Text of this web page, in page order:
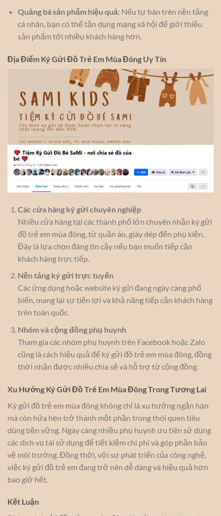
Quảng bá sản phẩm hiệu quả: Nếu tự bán trên nền tảng
cá nhân, bạn có thể tận dụng mạng xã hội để giới thiệu
sản phẩm tới nhiều khách hàng hơn.
Địa Điểm Ký Gửi Đồ Trẻ Em Mùa Đông Uy Tín
Các cửa hàng ký gửi chuyên nghiệp
Nhiều cửa hàng tại các thành phố lớn chuyên nhận ký gửi
đồ trẻ em mùa đông, từ quần áo, giày dép đến phụ kiện.
Đây là lựa chọn đáng tin cậy nếu bạn muốn tiếp cận
khách hàng trực tiếp.
Nền tảng ký gửi trực tuyến
Các ứng dụng hoặc website ký gửi đang ngày càng phổ
biến, mang lại sự tiện lợi và khả năng tiếp cận khách hàng
trên toàn quốc.
Nhóm và cộng đồng phụ huynh
Tham gia các nhóm phụ huynh trên Facebook hoặc Zalo
cũng là cách hiệu quả để ký gửi đồ trẻ em mùa đông, đồng
thời nhận được nhiều chia sẻ và hỗ trợ từ cộng đồng.
Xu Hướng Ký Gửi Đồ Trẻ Em Mùa Đông Trong Tương Lai
Ký gửi đồ trẻ em mùa đông không chỉ là xu hướng ngắn hạn
mà còn hứa hẹn trở thành một phần trong thói quen tiêu
dùng bền vững. Ngày càng nhiều phụ huynh ưu tiên sử dụng
các dịch vụ tái sử dụng để tiết kiệm chi phí và góp phần bảo
vệ môi trường. Đồng thời, với sự phát triển của công nghệ,
việc ký gửi đồ trẻ em đang trở nên dễ dàng và hiệu quả hơn
bao giờ hết.
Kết Luận